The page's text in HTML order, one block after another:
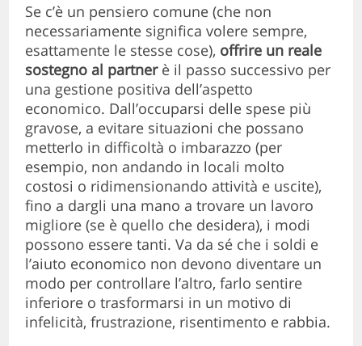
Se c’è un pensiero comune (che non
necessariamente significa volere sempre,
esattamente le stesse cose), offrire un reale
sostegno al partnerè il passo successivo per
una gestione positiva dell’aspetto
economico. Dall’occuparsi delle spese più
gravose, a evitare situazioni che possano
metterlo in difficoltà o imbarazzo (per
esempio, non andando in locali molto
costosi o ridimensionando attività e uscite),
fino a dargli una mano a trovare un lavoro
migliore (se è quello che desidera), i modi
possono essere tanti. Va da sé che i soldi e
l’aiuto economico non devono diventare un
modo per controllare l’altro, farlo sentire
inferiore o trasformarsi in un motivo di
infelicità, frustrazione, risentimento e rabbia.